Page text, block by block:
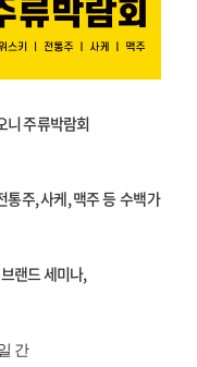
니 주류박람회
통주, 사케, 맥주 등 수백가
랜드 세미나,
간